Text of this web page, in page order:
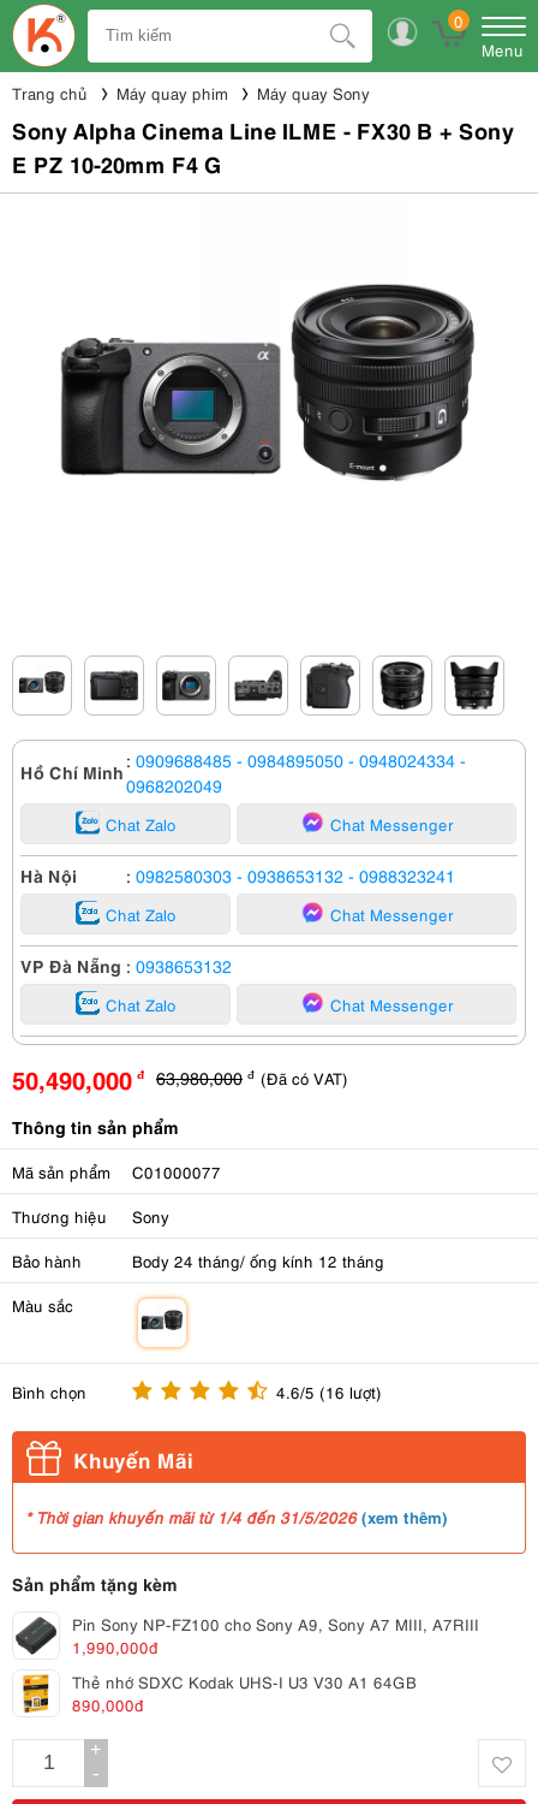
0
Menu
Trang chủ Máy quay phim Máy quay Sony
Sony Alpha Cinema Line ILME - FX30 B + Sony
E PZ 10-20mm F4 G
Hồ Chí Minh : 0909688485 - 0984895050 - 0948024334 -
0968202049
Chat Zalo Chat Messenger
Hà Nội : 0982580303 - 0938653132 - 0988323241
Chat Zalo Chat Messenger
VP Đà Nẵng : 0938653132
Chat Zalo Chat Messenger
50,490,000 đ 63,980,000 đ (Đã có VAT)
Thông tin sản phẩm
Mã sản phẩm C01000077
Thương hiệu Sony
Bảo hành Body 24 tháng/ ống kính 12 tháng
Màu sắc
Bình chọn 4.6/5 (16 lượt)
Khuyến Mãi
* Thời gian khuyến mãi từ 1/4 đến 31/5/2026(xem thêm)
Sản phẩm tặng kèm
Pin Sony NP-FZ100 cho Sony A9, Sony A7 MIII, A7RIII
1,990,000đ
Thẻ nhớ SDXC Kodak UHS-I U3 V30 A1 64GB
890,000đ
+
-